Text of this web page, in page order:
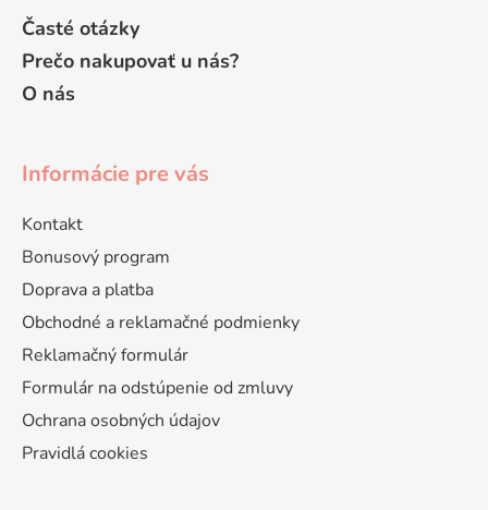
Časté otázky
Prečo nakupovať u nás?
O nás
Informácie pre vás
Kontakt
Bonusový program
Doprava a platba
Obchodné a reklamačné podmienky
Reklamačný formulár
Formulár na odstúpenie od zmluvy
Ochrana osobných údajov
Pravidlá cookies